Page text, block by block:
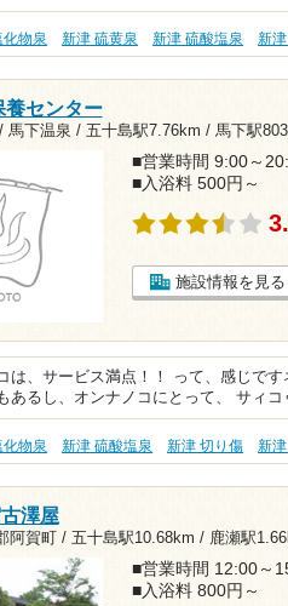
物泉 新津 硫黄泉 新津 硫酸塩泉 新
養センター
馬下温泉 / 五十島駅7.76km / 馬下駅
■営業時間 9:00～
■入浴料 500円～
施設情報を見る
は、サービス満点！！ って、感じで
あるし、オンナノコにとって、 サィ
物泉 新津 硫酸塩泉 新津 切り傷 新
澤屋
阿賀町 / 五十島駅10.68km / 鹿瀬駅
■営業時間 12:00～
■入浴料 800円～